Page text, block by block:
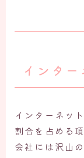
インター
インターネッ
割合を占める
会社には沢山